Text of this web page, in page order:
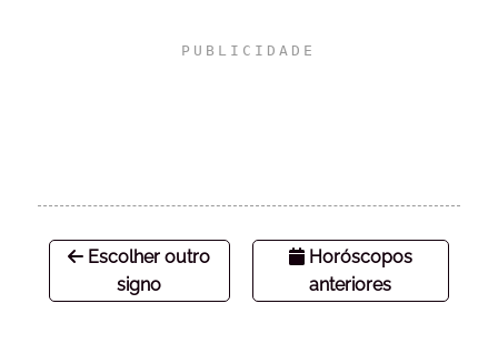
Escolher outro
signo
Horóscopos
anteriores